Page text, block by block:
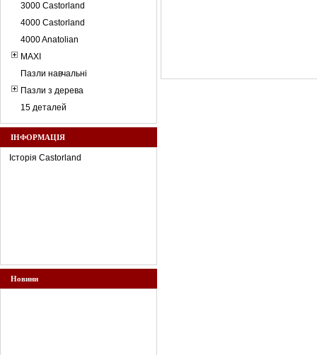
3000 Castorland
4000 Castorland
4000 Anatolian
MAXI
Пазли навчальні
Пазли з дерева
15 деталей
ІНФОРМАЦІЯ
Історія Castorland
Новини